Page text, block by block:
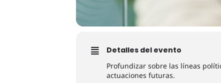
Detalles del evento
Profundizar sobre las líneas
actuaciones futuras.